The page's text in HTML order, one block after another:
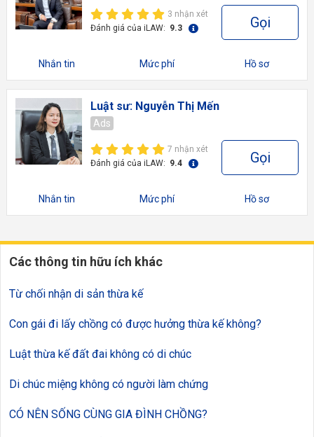
3 nhận xét
Đánh giá của iLAW: 9.3 Gọi
Nhắn tin Mức phí Hồ sơ
Luật sư: Nguyễn Thị Mến
Ads
7 nhận xét
Đánh giá của iLAW: 9.4 Gọi
Nhắn tin Mức phí Hồ sơ
Các thông tin hữu ích khác
Từ chối nhận di sản thừa kế
Con gái đi lấy chồng có được hưởng thừa kế không?
Luật thừa kế đất đai không có di chúc
Di chúc miệng không có người làm chứng
CÓ NÊN SỐNG CÙNG GIA ĐÌNH CHỒNG?